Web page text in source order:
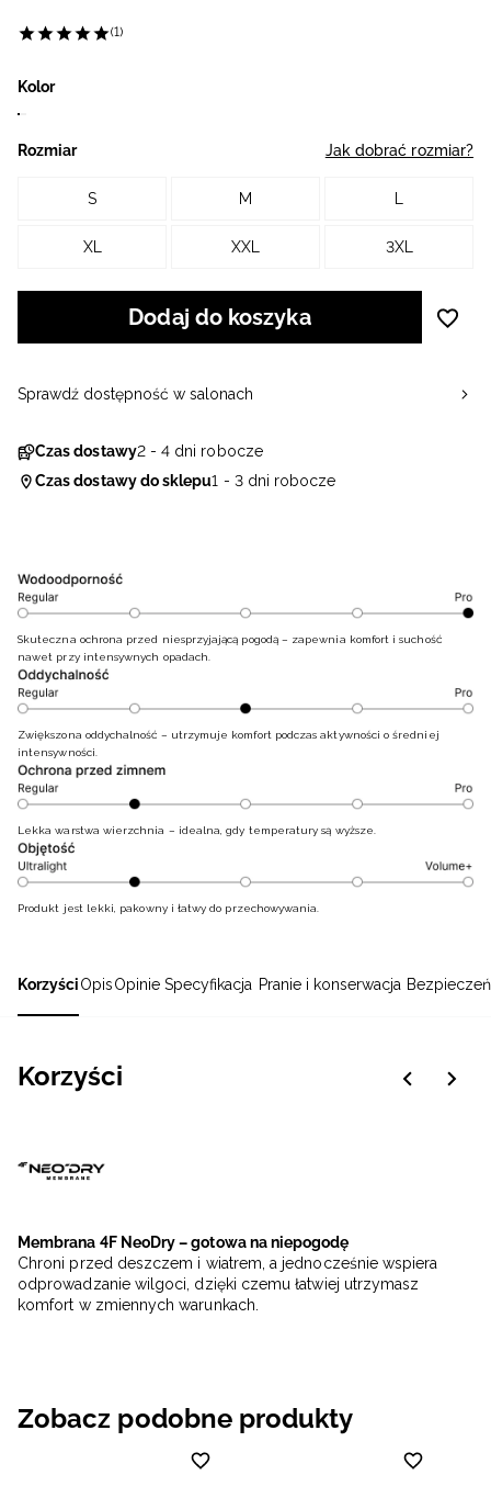
KorzyściOpisOpinie Specyfikacja Pranie i konserwacja
Korzyści
Membrana 4F NeoDry – gotowa na niepogodę
Chroni przed deszczem i wiatrem, a jednocześnie wspiera
odprowadzanie wilgoci, dzięki czemu łatwiej utrzymasz
komfort w zmiennych warunkach.
(1)
Kolor
Rozmiar Jak dobrać rozmiar?
S M L
XL XXL 3XL
Dodaj do koszyka
Czas dostawy2 - 4 dni robocze
Czas dostawy do sklepu1 - 3 dni robocze
Sprawdź dostępność w salonach
Skuteczna ochrona przed niesprzyjającą pogodą – zapewnia komfort i suchość
nawet przy intensywnych opadach.
Zwiększona oddychalność – utrzymuje komfort podczas aktywności o średniej
intensywności.
Lekka warstwa wierzchnia – idealna, gdy temperatury są wyższe.
Produkt jest lekki, pakowny i łatwy do przechowywania.
Zobacz podobne produkty